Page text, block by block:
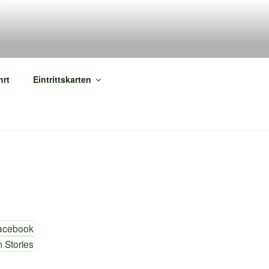
Eintrittskarten
Stories